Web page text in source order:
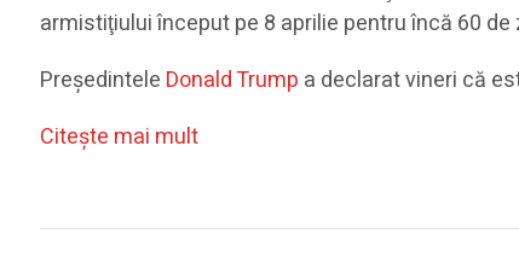
armistiţiului început pe 8 aprilie pentru încă 60
Preşedintele Donald Trump a declarat vineri că
Citeşte mai mult